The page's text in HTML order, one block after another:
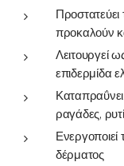
Προστατεύει
προκαλούν
Λειτουργεί
επιδερμίδα
ραγάδες,
δέρματος